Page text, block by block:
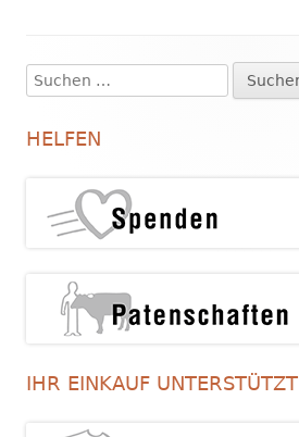
Haupt-
Seitenleiste
Suchen
nach:
HELFEN
IHR EINKAUF UNTERSTÜTZT